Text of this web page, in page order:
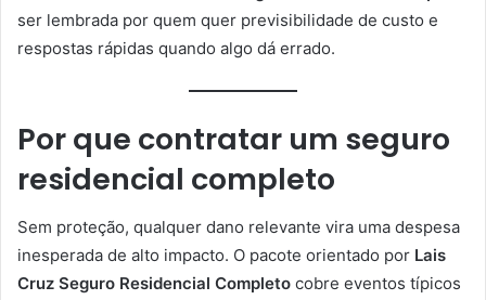
ser lembrada por quem quer previsibilidade de custo e
respostas rápidas quando algo dá errado.
Por que contratar um seguro
residencial completo
Sem proteção, qualquer dano relevante vira uma despesa
inesperada de alto impacto. O pacote orientado por Lais
Cruz Seguro Residencial Completo cobre eventos típicos